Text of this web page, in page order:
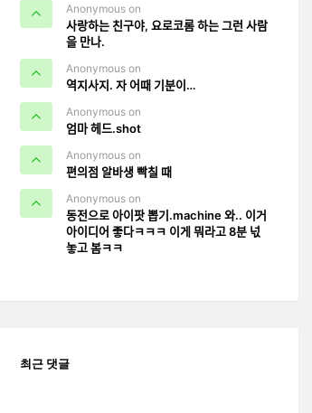
Anonymous on
사랑하는 친구야, 요로코롬 하는 그런 사람
을 만나.
Anonymous on
역지사지. 자 어때 기분이…
Anonymous on
엄마 헤드.shot
Anonymous on
편의점 알바생 빡칠 때
Anonymous on
동전으로 아이팟 뽑기.machine 와.. 이거
아이디어 좋다ㅋㅋㅋ 이게 뭐라고 8분 넋
놓고 봄ㅋㅋ
최근 댓글